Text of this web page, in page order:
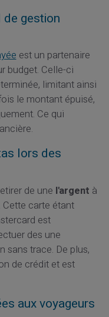
de gestion
est un partenaire
budget. Celle-ci
limitant ainsi
le montant épuisé,
Ce qui
lors des
de une l'argent à
carte étant
est
des une
sans trace. De plus,
de crédit et est
aux voyageurs